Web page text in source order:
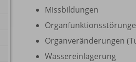
Missbildungen
Organveränderungen
Wassereinlagerung